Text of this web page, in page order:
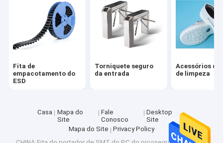
Todos os casos
Faixa de cobertura
Fita de
empacotamento do
ESD
Torniquete seguro
da entrada
Acessórios da
de limpeza
Casa
Mapa do
Site
Fale
Conosco
Desktop
Site
Mapa do Site
Privacy Policy